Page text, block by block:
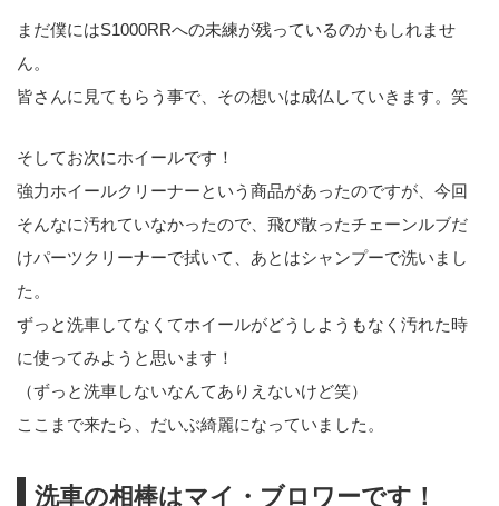
まだ僕にはS1000RRへの未練が残っているのかもしれませ
ん。
皆さんに見てもらう事で、その想いは成仏していきます。笑
そしてお次にホイールです！
強力ホイールクリーナーという商品があったのですが、今回
そんなに汚れていなかったので、飛び散ったチェーンルブだ
けパーツクリーナーで拭いて、あとはシャンプーで洗いまし
た。
ずっと洗車してなくてホイールがどうしようもなく汚れた時
に使ってみようと思います！
（ずっと洗車しないなんてありえないけど笑）
ここまで来たら、だいぶ綺麗になっていました。
洗車の相棒はマイ・ブロワーです！